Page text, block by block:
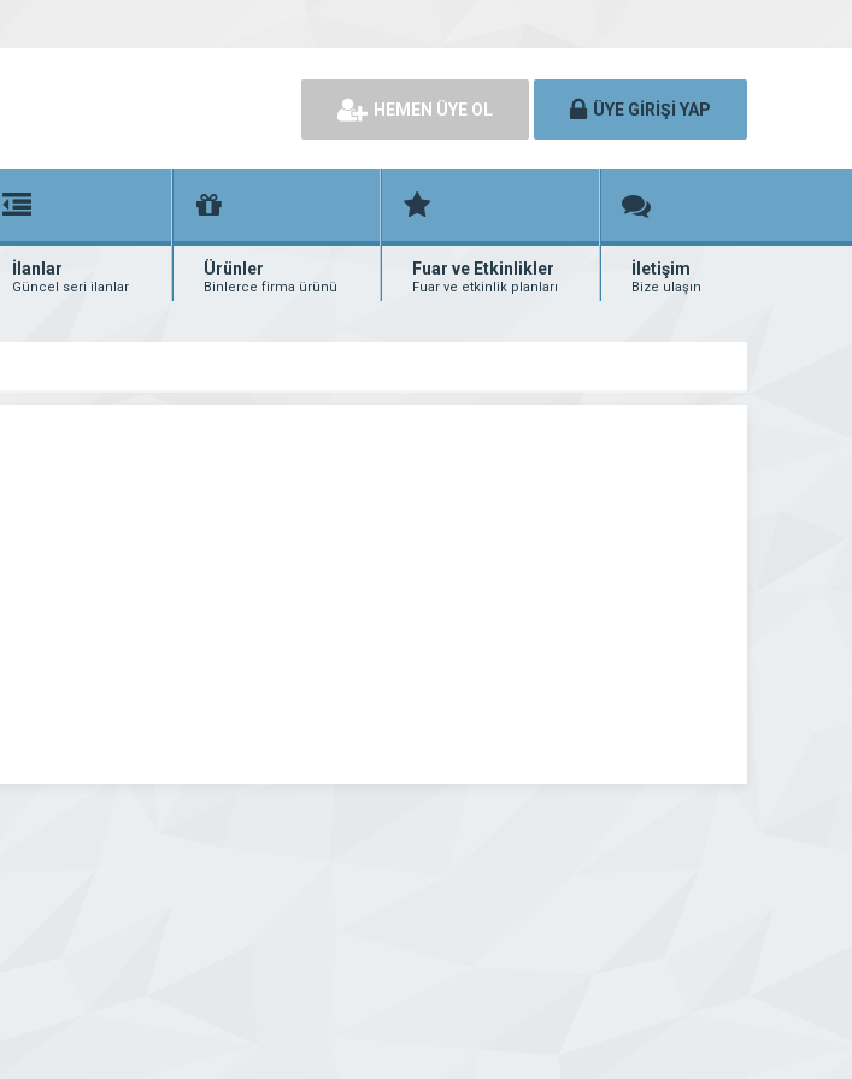
HEMEN ÜYE OL ÜYE GİRİŞİ YAP
İlanlar
Güncel seri ilanlar
Ürünler
Binlerce firma ürünü
Fuar ve Etkinlikler
Fuar ve etkinlik planları
İletişim
Bize ulaşın